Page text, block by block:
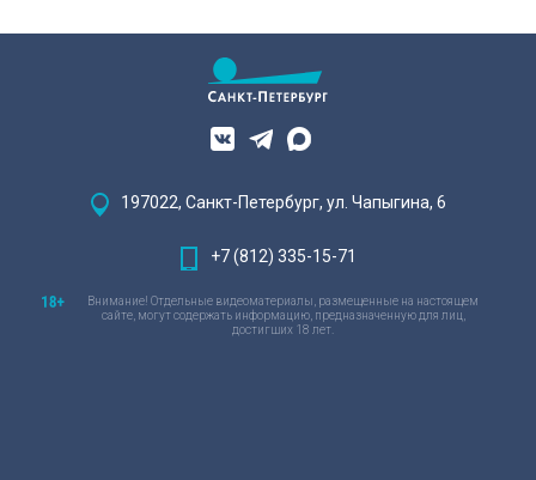
197022, Санкт-Петербург, ул. Чапыгина, 6
+7 (812) 335-15-71
Внимание! Отдельные видеоматериалы, размещенные на настоящем
сайте, могут содержать информацию, предназначенную для лиц,
достигших 18 лет.